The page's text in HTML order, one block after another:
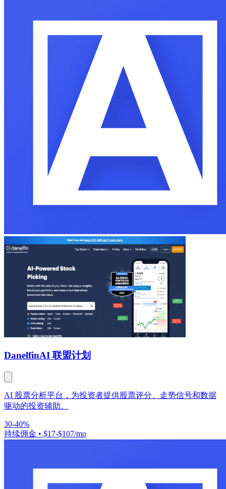
DanelfinAI 联盟计划
AI 股票分析平台，为投资者提供股票评分、走势信号和数据
驱动的投资辅助。
30-40%
持续佣金 • $17-$107/mo